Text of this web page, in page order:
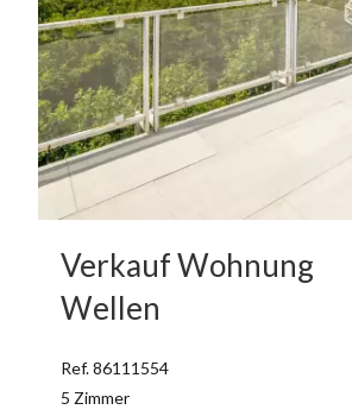
Verkauf Wohnung
Wellen
Ref. 86111554
5 Zimmer